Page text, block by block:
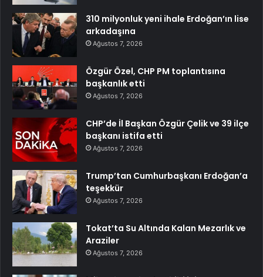
310 milyonluk yeni ihale Erdoğan’ın lise
arkadaşına
Ağustos 7, 2026
Özgür Özel, CHP PM toplantısına
başkanlık etti
Ağustos 7, 2026
CHP’de İl Başkan Özgür Çelik ve 39 ilçe
başkanı istifa etti
Ağustos 7, 2026
Trump’tan Cumhurbaşkanı Erdoğan’a
teşekkür
Ağustos 7, 2026
Tokat’ta Su Altında Kalan Mezarlık ve
Araziler
Ağustos 7, 2026